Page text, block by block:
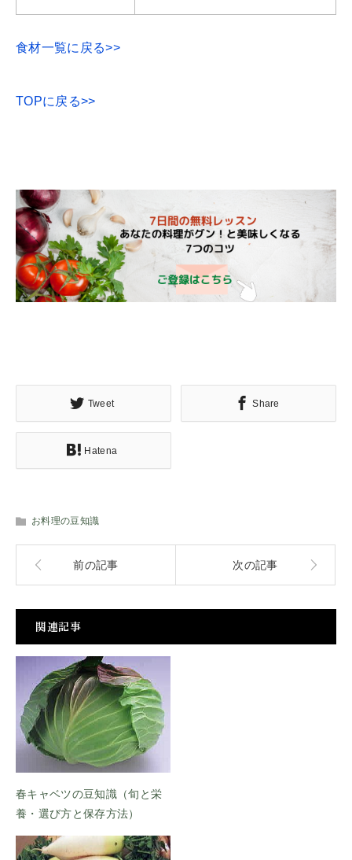
食材一覧に戻る>>
TOPに戻る>>
Tweet Share
Hatena
お料理の豆知識
前の記事 次の記事
関連記事
春キャベツの豆知識（旬と栄
養・選び方と保存方法）